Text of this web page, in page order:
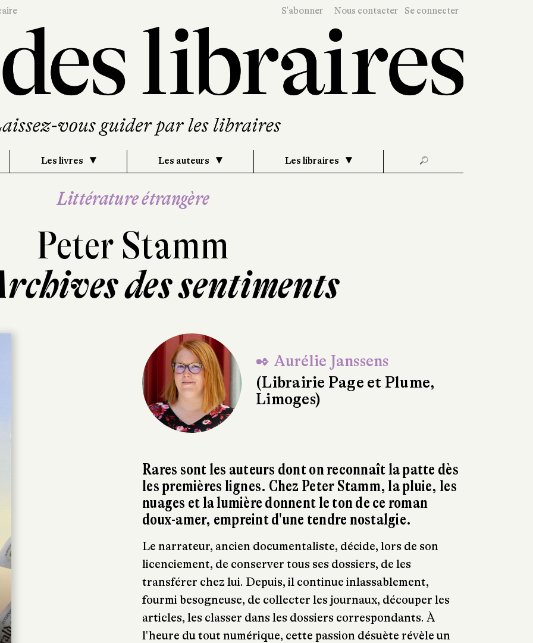
S'abonner Nous contacter Se connecter
Les livres Les auteurs Les libraires 🔎
Littérature étrangère
Peter Stamm
des sentiments
✒ Aurélie Janssens
(Librairie Page et Plume,
Limoges)
Rares sont les auteurs dont on reconnaît la patte dès
les premières lignes. Chez Peter Stamm, la pluie, les
nuages et la lumière donnent le ton de ce roman
doux-amer, empreint d'une tendre nostalgie.
Le narrateur, ancien documentaliste, décide, lors de son
licenciement, de conserver tous ses dossiers, de les
transférer chez lui. Depuis, il continue inlassablement,
fourmi besogneuse, de collecter les journaux, découper les
articles, les classer dans les dossiers correspondants. À
l'heure du tout numérique, cette passion désuète révèle un